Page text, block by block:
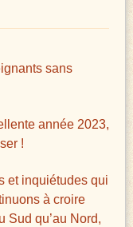
sans
année 2023,
!
et inquiétudes qui
à croire
Sud qu’au Nord,